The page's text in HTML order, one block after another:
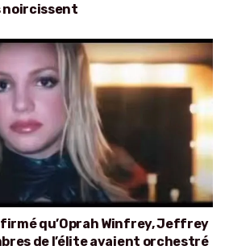
noircissent
qu’Oprah Winfrey, Jeffrey
de l’élite avaient orchestré